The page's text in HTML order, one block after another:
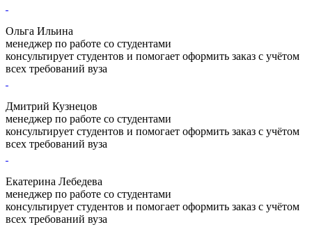
Ольга Ильина
менеджер по работе со студентами
консультирует студентов и помогает оформить заказ с учётом
всех требований вуза
Дмитрий Кузнецов
менеджер по работе со студентами
консультирует студентов и помогает оформить заказ с учётом
всех требований вуза
Екатерина Лебедева
менеджер по работе со студентами
консультирует студентов и помогает оформить заказ с учётом
всех требований вуза